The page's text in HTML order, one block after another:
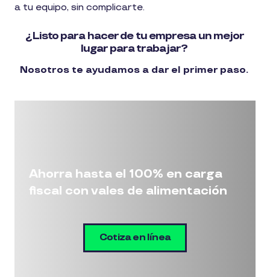
a tu equipo, sin complicarte.
¿Listo para hacer de tu empresa un mejor
lugar para trabajar?
Nosotros te ayudamos a dar el primer paso.
Ahorra hasta el 100% en carga
fiscal con vales de alimentación
Cotiza en línea